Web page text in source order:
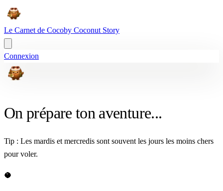
Le Carnet de Cocoby Coconut Story
Connexion
On prépare ton aventure...
Tip : Les mardis et mercredis sont souvent les jours les moins chers
pour voler.
🥥